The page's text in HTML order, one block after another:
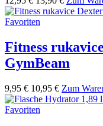
Favoriten
Fitness
GymBeam
9,95 € 10,95 € Zum
Favoriten